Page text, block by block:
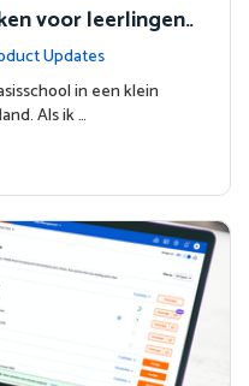
voor leerlingen
Updates
in een klein
Als ik …